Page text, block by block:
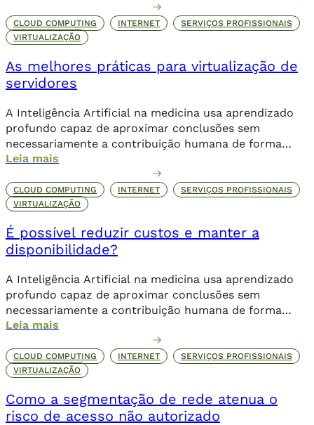
CLOUD COMPUTING INTERNET
SERVIÇOS PROFISSIONAIS
VIRTUALIZAÇÃO
As melhores práticas para virtualização de
servidores
A Inteligência Artificial na medicina usa aprendizado
profundo capaz de aproximar conclusões sem
necessariamente a contribuição humana de forma
direta.
Leia mais
CLOUD COMPUTING INTERNET
SERVIÇOS PROFISSIONAIS
VIRTUALIZAÇÃO
É possível reduzir custos e manter a
disponibilidade?
A Inteligência Artificial na medicina usa aprendizado
profundo capaz de aproximar conclusões sem
necessariamente a contribuição humana de forma
direta.
Leia mais
CLOUD COMPUTING INTERNET
SERVIÇOS PROFISSIONAIS
VIRTUALIZAÇÃO
Como a segmentação de rede atenua o
risco de acesso não autorizado